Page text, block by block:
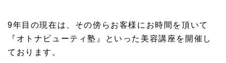
9年目の現在は、その傍らお客様にお時間を頂いて
『オトナビューティ塾』といった美容講座を開催し
ております。